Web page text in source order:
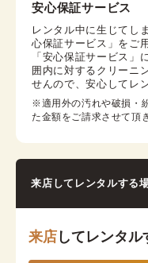
石川県金沢市香林坊
GF
営業時間： 10:00 ~
着付け最終受付時間
返却締め切り時間：
安心保証サービス
レンタル中に生じてし
心保証サービス」をご
「安心保証サービス」
囲内に対するクリーニ
せんので、安心してレ
※適用外の汚れや破損・
た金額をご請求させて頂
来店してレンタルする
来店 してレンタル